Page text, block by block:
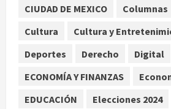
2
años de
agosto 8, 2026
Brandon Clarke
CIUDAD DE MEXICO
Columnas
Cultura
Cultura y
Deportes
Derecho Digital
ECONOMÍA Y FINANZAS
EDUCACIÓN
Elecciones 2024